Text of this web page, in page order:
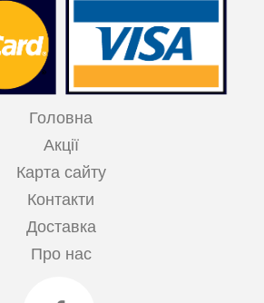
Головна
Акції
Карта сайту
Контакти
Доставка
Про нас